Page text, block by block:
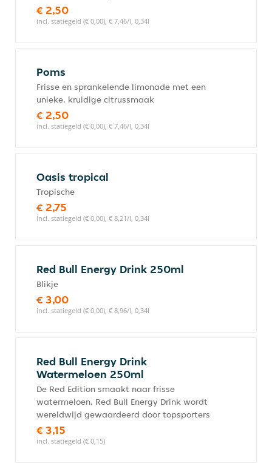
€ 2,50
incl. statiegeld (€ 0,00), € 7,46/l, 0,34l
Poms
Frisse en sprankelende limonade met een
unieke, kruidige citrussmaak
€ 2,50
incl. statiegeld (€ 0,00), € 7,46/l, 0,34l
Oasis tropical
Tropische
€ 2,75
incl. statiegeld (€ 0,00), € 8,21/l, 0,34l
Red Bull Energy Drink 250ml
Blikje
€ 3,00
incl. statiegeld (€ 0,00), € 8,96/l, 0,34l
Red Bull Energy Drink
Watermeloen 250ml
De Red Edition smaakt naar frisse
watermeloen. Red Bull Energy Drink wordt
wereldwijd gewaardeerd door topsporters
€ 3,15
incl. statiegeld (€ 0,15)